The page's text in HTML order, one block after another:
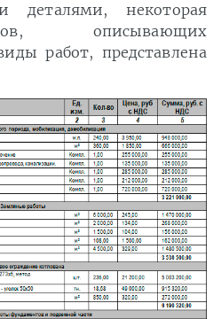
деталями, некоторая
описывающих
работ, представлена